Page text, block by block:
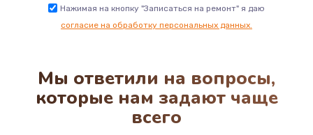
Нажимая на кнопку "Записаться на ремонт" я даю
согласие на обработку персональных данных.
Мы ответили на вопросы,
которые нам задают чаще
всего